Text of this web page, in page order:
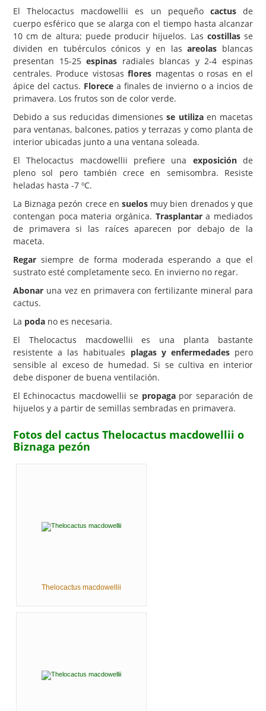
Arbustos y Trepadoras
Cactus y Suculentas
El Thelocactus macdowellii es un pequeño cactusde
cuerpo esférico que se alarga con el tiempo hasta alcanzar
10 cm de altura; puede producir hijuelos. Las costillasse
dividen en tubérculos cónicos y en lasareolas blancas
presentan 15-25espinas radiales blancas y 2-4 espinas
centrales. Produce vistosasflores magentas o rosas en el
ápice del cactus. Florecea finales de invierno o a incios de
primavera. Los frutos son de color verde.
Debido a sus reducidas dimensionesse utilizaen macetas
para ventanas, balcones, patios y terrazas y como planta de
interior ubicadas junto a una ventana soleada.
El Thelocactus macdowellii prefiere una exposiciónde
pleno sol pero también crece en semisombra. Resiste
heladas hasta -7 ºC.
La Biznaga pezón crece en suelos muy bien drenados y que
contengan poca materia orgánica. Trasplantara mediados
de primavera si las raíces aparecen por debajo de la
maceta.
Regar siempre de forma moderada esperando a que el
sustrato esté completamente seco. En invierno no regar.
Abonar una vez en primavera con fertilizante mineral para
cactus.
La poda no es necesaria.
El Thelocactus macdowellii es una planta bastante
resistente a las habituales plagas y enfermedadespero
sensible al exceso de humedad. Si se cultiva en interior
debe disponer de buena ventilación.
El Echinocactus macdowellii se propagapor separación de
hijuelos y a partir de semillas sembradas en primavera.
Fotos del cactus Thelocactus macdowellii o
Biznaga pezón
Thelocactus macdowellii